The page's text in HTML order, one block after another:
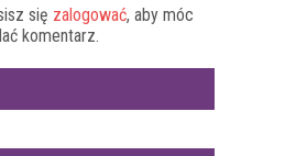
się zalogować, aby móc
komentarz.